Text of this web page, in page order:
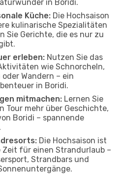
in Boridi.
Küche: Die Hochsaison
kulinarische Spezialitäten
Sie Gerichte, die es nur zu
erleben: Nutzen Sie das
wie Schnorcheln,
Wandern – ein
in Boridi.
mitmachen: Lernen Sie
Tour mehr über Geschichte,
Boridi – spannende
Die Hochsaison ist
für einen Strandurlaub –
Strandbars und